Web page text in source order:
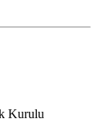
Kurulu